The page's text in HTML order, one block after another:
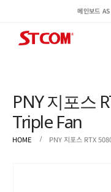
메인보드
PNY 지포스
Triple Fan
HOME PNY 지포스 RTX